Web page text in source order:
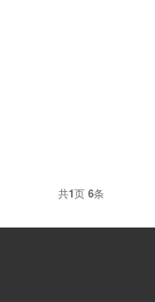
共1页 6条